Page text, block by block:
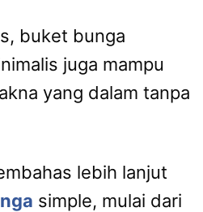
buket bunga
juga mampu
yang dalam tanpa
lebih lanjut
simple, mulai dari